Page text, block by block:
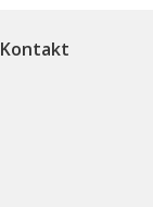
Kontakt